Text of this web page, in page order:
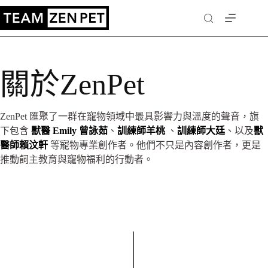
關於ZenPet
ZenPet 匯聚了一群在寵物領域中最具影響力與溫度的聲音，旗
下包含 獸醫 Emily 曾詠茹 、 訓練師羊桃、 訓練師大廷 、以及獸
醫師賴汶軒 等寵物專業創作者。他們不只是內容創作者，更是
推動飼主教育與寵物福利的行動者。